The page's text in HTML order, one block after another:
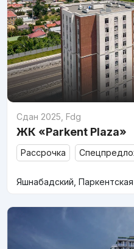
Сдан 2025 Fdg
ЖК «Parkent Plaza»
Рассрочка
Яшнабадский,